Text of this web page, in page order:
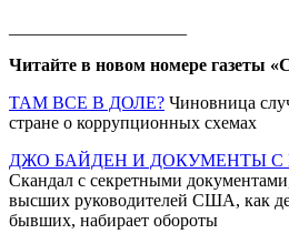
Читайте в новом номере газеты
ТАМ ВСЕ В ДОЛЕ? Чиновница
стране о коррупционных схемах
ДЖО БАЙДЕН И ДОКУМЕНТЫ С
Скандал с секретными
высших руководителей США, как
бывших, набирает обороты